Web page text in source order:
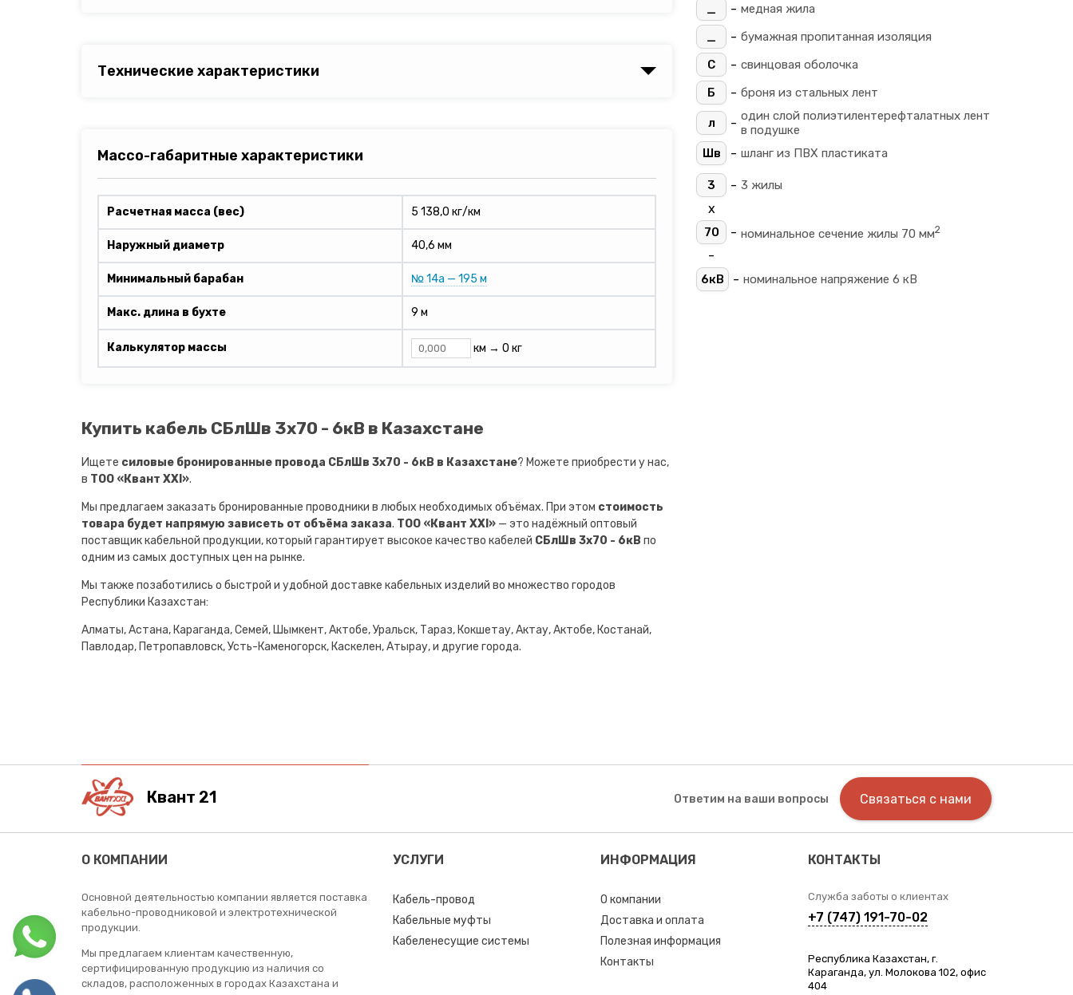
Технические характеристики
Массо-габаритные характеристики
Расчетная масса (вес) 5 138,0 кг/км
Наружный диаметр 40,6 мм
Минимальный барабан № 14а — 195 м
Макс. длина в бухте 9 м
Калькулятор массы км → 0 кг
Купить кабель СБлШв 3х70 - 6кВ в Казахстане
Ищете силовые бронированные провода СБлШв 3х70 - 6кВ в Казахстане? Можете приобрести у нас,
в ТОО «Квант XXI».
Мы предлагаем заказать бронированные проводники в любых необходимых объёмах. При этом стоимость
товара будет напрямую зависеть от объёма заказа. ТОО «Квант XXI» — это надёжный оптовый
поставщик кабельной продукции, который гарантирует высокое качество кабелей СБлШв 3х70 - 6кВ по
одним из самых доступных цен на рынке.
Мы также позаботились о быстрой и удобной доставке кабельных изделий во множество городов
Республики Казахстан:
Алматы, Астана, Караганда, Семей, Шымкент, Актобе, Уральск, Тараз, Кокшетау, Актау, Актобе, Костанай,
Павлодар, Петропавловск, Усть-Каменогорск, Каскелен, Атырау, и другие города.
_ - медная жила
_
- бумажная пропитанная изоляция
С
- свинцовая оболочка
Б
- броня из стальных лент
л - один слой полиэтилентерефталатных лент
в подушке
Шв
- шланг из ПВХ пластиката
3 - 3 жилы
х
70 - номинальное сечение жилы 70 мм2
-
6кВ - номинальное напряжение 6 кВ
Квант 21 Ответим на ваши вопросы Связаться с нами
О КОМПАНИИ
Основной деятельностью компании является поставка
кабельно-проводниковой и электротехнической
продукции.
Мы предлагаем клиентам качественную,
сертифицированную продукцию из наличия со
складов, расположенных в городах Казахстана и
УСЛУГИ
Кабель-провод
Кабельные муфты
Кабеленесущие системы
ИНФОРМАЦИЯ
О компании
Доставка и оплата
Полезная информация
Контакты
КОНТАКТЫ
Служба заботы о клиентах
+7 (747) 191-70-02
Республика Казахстан, г.
Караганда, ул. Молокова 102, офис
404